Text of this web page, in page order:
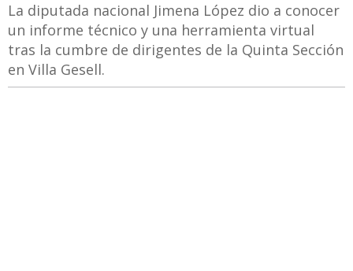
La diputada nacional Jimena López dio a conocer
un informe técnico y una herramienta virtual
tras la cumbre de dirigentes de la Quinta Sección
en Villa Gesell.